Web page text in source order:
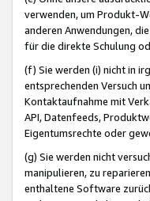
verwenden, um Produkt-
anderen Anwendungen,
für die direkte Schulung
(f) Sie werden (i) nicht in
entsprechenden Versuch
Kontaktaufnahme mit
API, Datenfeeds,
Eigentumsrechte oder
(g) Sie werden nicht
manipulieren, zu
enthaltene Software